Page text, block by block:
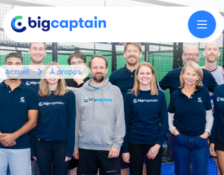
Accueil À propos